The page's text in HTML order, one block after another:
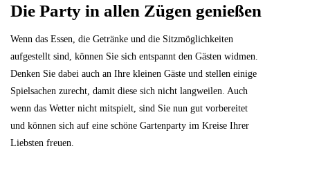
Die Party in allen Zügen genießen
Wenn das Essen, die Getränke und die Sitzmöglichkeiten
aufgestellt sind, können Sie sich entspannt den Gästen widmen.
Denken Sie dabei auch an Ihre kleinen Gäste und stellen einige
Spielsachen zurecht, damit diese sich nicht langweilen. Auch
wenn das Wetter nicht mitspielt, sind Sie nun gut vorbereitet
und können sich auf eine schöne Gartenparty im Kreise Ihrer
Liebsten freuen.